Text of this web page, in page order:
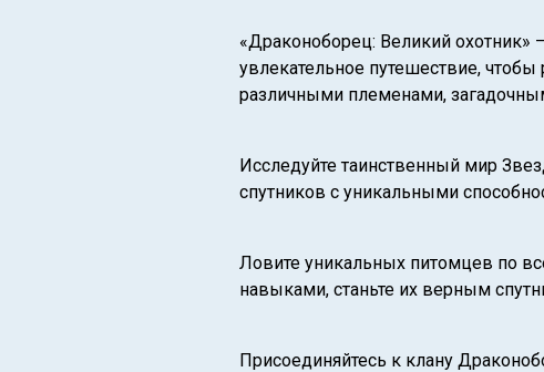
«Драконоборец: Великий
увлекательное путешествие,
различными племенами,
Исследуйте таинственный мир
спутников с уникальными
Ловите уникальных питомцев по
навыками, станьте их верным
Присоединяйтесь к клану